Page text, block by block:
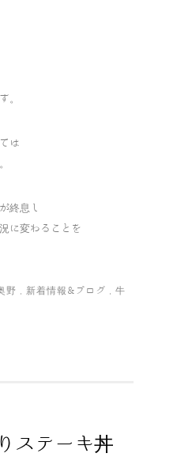
。
は
終息し
に変わることを
野 , 新着情報&ブログ , 牛
ステーキ丼